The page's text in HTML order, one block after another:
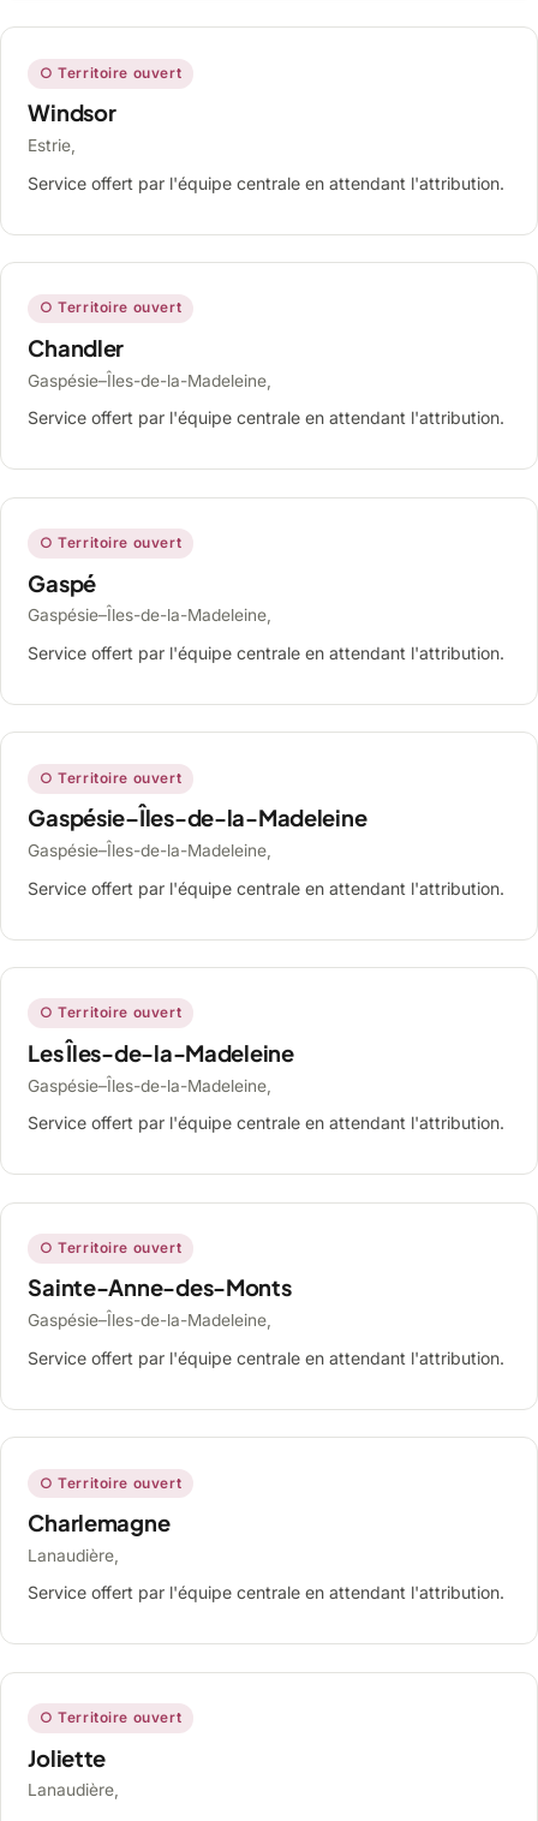
○ Territoire ouvert
Windsor
Estrie,
Service offert par l'équipe centrale en attendant l'attribution.
○ Territoire ouvert
Chandler
Gaspésie–Îles-de-la-Madeleine,
Service offert par l'équipe centrale en attendant l'attribution.
○ Territoire ouvert
Gaspé
Gaspésie–Îles-de-la-Madeleine,
Service offert par l'équipe centrale en attendant l'attribution.
○ Territoire ouvert
Gaspésie–Îles-de-la-Madeleine
Gaspésie–Îles-de-la-Madeleine,
Service offert par l'équipe centrale en attendant l'attribution.
○ Territoire ouvert
Les Îles-de-la-Madeleine
Gaspésie–Îles-de-la-Madeleine,
Service offert par l'équipe centrale en attendant l'attribution.
○ Territoire ouvert
Sainte-Anne-des-Monts
Gaspésie–Îles-de-la-Madeleine,
Service offert par l'équipe centrale en attendant l'attribution.
○ Territoire ouvert
Charlemagne
Lanaudière,
Service offert par l'équipe centrale en attendant l'attribution.
○ Territoire ouvert
Joliette
Lanaudière,